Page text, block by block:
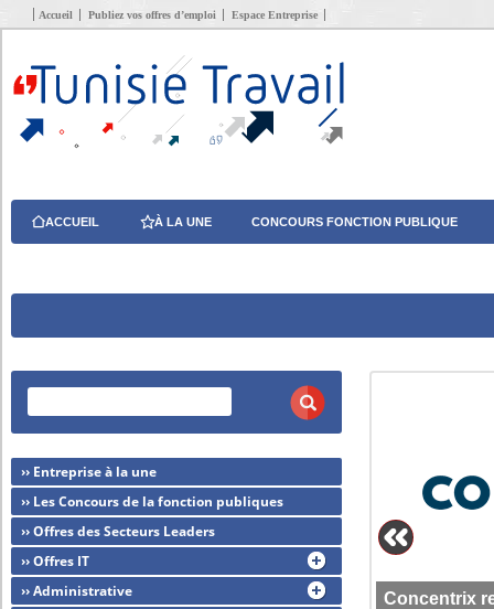
Accueil Publiez vos offres d’emploi Espace Entreprise
ACCUEIL À LA UNE CONCOURS FONCTION PUBLIQUE
Concentrix
›› Entreprise à la une
›› Les Concours de la fonction publiques
›› Offres des Secteurs Leaders
›› Offres IT
›› Administrative